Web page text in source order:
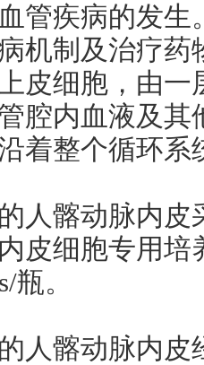
管疾病的发
机制及治疗
皮细胞，由
腔内血液及
着整个循环
人髂动脉内皮
皮细胞专用
瓶。
人髂动脉内皮